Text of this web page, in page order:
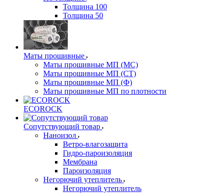
Толщина 100
Толщина 50
Маты прошивные
Маты прошивные МП (МС)
Маты прошивные МП (СТ)
Маты прошивные МП (Ф)
Маты прошивные МП по плотности
ECOROCK
Сопутствующий товар
Наноизол
Ветро-влагозащита
Гидро-пароизоляция
Мембрана
Пароизоляция
Негорючий утеплитель
Негорючий утеплитель